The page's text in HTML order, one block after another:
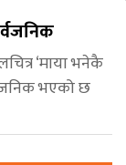
‘माया भनेकै
भएको छ